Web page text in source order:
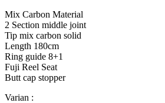
Mix Carbon Material
2 Section middle joint
Tip mix carbon solid
Length 180cm
Ring guide 8+1
Fuji Reel Seat
Butt cap stopper
Varian :